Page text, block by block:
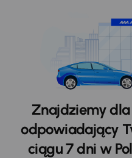
Znajdziemy
odpowiadający
ciągu 7 dni w